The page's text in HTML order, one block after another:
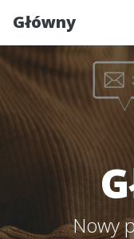
Główny
Nowy